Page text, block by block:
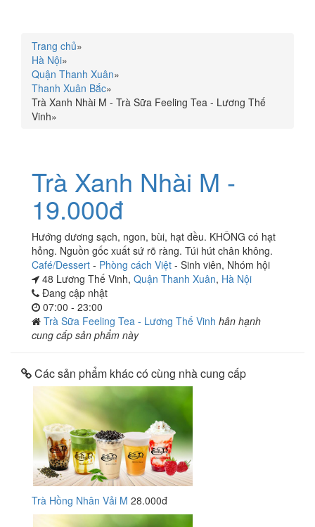
Trang chủ»
Hà Nội»
Quận Thanh Xuân»
Thanh Xuân Bắc»
Trà Xanh Nhài M - Trà Sữa Feeling Tea - Lương Thế
Vinh»
Trà Xanh Nhài M -
19.000đ
Hướng dương sạch, ngon, bùi, hạt đều. KHÔNG có hạt
hỏng. Nguồn gốc xuất sứ rõ ràng. Túi hút chân không.
Café/Dessert - Phòng cách Việt - Sinh viên, Nhóm hội
48 Lương Thế Vinh, Quận Thanh Xuân, Hà Nội
Đang cập nhật
07:00 - 23:00
Trà Sữa Feeling Tea - Lương Thế Vinh hân hạnh
cung cấp sản phẩm này
Các sản phẩm khác có cùng nhà cung cấp
Trà Hồng Nhân Vải M 28.000đ